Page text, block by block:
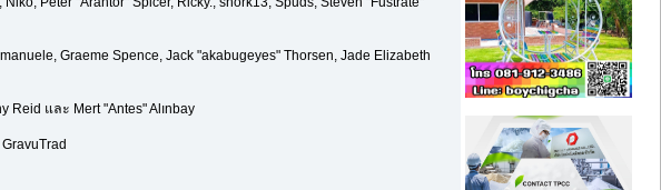
Graeme Spence, Jack "akabugeyes" Thorsen, Jade Elizabeth
Reid และ Mert "Antes" Alınbay